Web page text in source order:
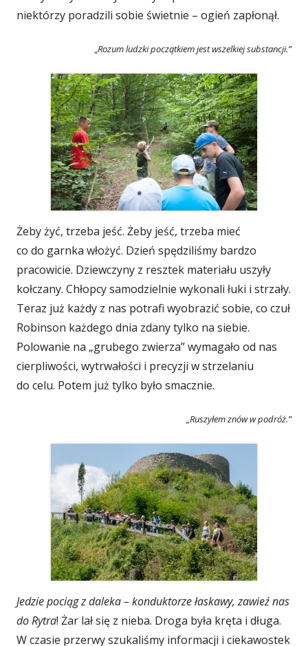
niektórzy poradzili sobie świetnie – ogień zapłonął.
„Rozum ludzki początkiem jest wszelkiej substancji.”
Żeby żyć, trzeba jeść. Żeby jeść, trzeba mieć
co do garnka włożyć. Dzień spędziliśmy bardzo
pracowicie. Dziewczyny z resztek materiału uszyły
kołczany. Chłopcy samodzielnie wykonali łuki i strzały.
Teraz już każdy z nas potrafi wyobrazić sobie, co czuł
Robinson każdego dnia zdany tylko na siebie.
Polowanie na „grubego zwierza” wymagało od nas
cierpliwości, wytrwałości i precyzji w strzelaniu
do celu. Potem już tylko było smacznie.
„Ruszyłem znów w podróż.”
Jedzie pociąg z daleka – konduktorze łaskawy, zawieź nas
do Rytra! Żar lał się z nieba. Droga była kręta i długa.
W czasie przerwy szukaliśmy informacji i ciekawostek